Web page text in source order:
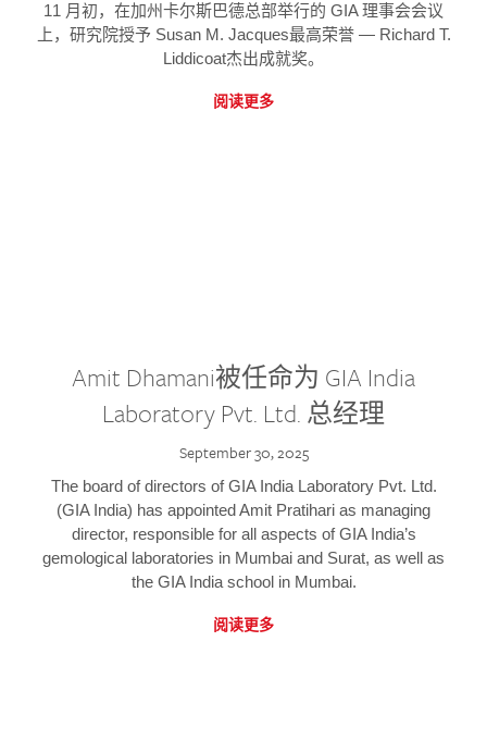
11 月初，在加州卡尔斯巴德总部举行的 GIA 理事会会议
上，研究院授予 Susan M. Jacques最高荣誉 — Richard T.
Liddicoat杰出成就奖。
阅读更多
Amit Dhamani被任命为 GIA India
Laboratory Pvt. Ltd. 总经理
September 30, 2025
The board of directors of GIA India Laboratory Pvt. Ltd.
(GIA India) has appointed Amit Pratihari as managing
director, responsible for all aspects of GIA India’s
gemological laboratories in Mumbai and Surat, as well as
the GIA India school in Mumbai.
阅读更多